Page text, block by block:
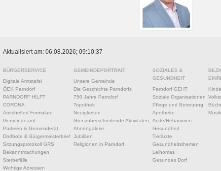
Aktualisiert am: 06.08.2026; 09:10:37
BÜRGERSERVICE
Digitale Amtstafel
ÖEK Parndorf
PARNDORF HILFT
CORONA
Amtshelfer/ Formulare
Gemeindeamt
Parteien & Gemeinderat
Dorfbote & Bürgermeisterbrief
Sitzungsprotokoll GRS
Bekanntmachungen
Sterbefälle
Wichtige Adressen
GEMEINDEPORTRAIT
Unsere Gemeinde
Die Geschichte Parndorfs
750 Jahre Parndorf
Topothek
Neuigkeiten
Grenzüberschreitende Aktivitäten
Ahnengalerie
Jubiläen
Religionen in Parndorf
SOZIALES &
GESUNDHEIT
Parndorf GEHT
Soziale Organisationen
Pflege und Betreuung
Apotheke
Ärzte/Hebammen
Gesundheit
Tierärzte
Gesundheitsthemen
Leihomas
Gesundes Dorf